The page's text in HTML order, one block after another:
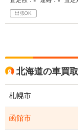
出張OK
北海道の車買
札幌市
函館市